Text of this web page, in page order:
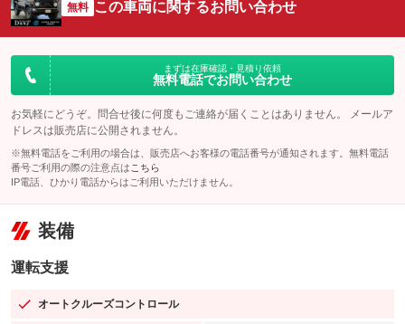
無料 この車両に関するお問い合わせ
まずは在庫確認・見積り依頼
無料電話でお問い合わせ
お気軽にどうぞ。問合せ後に何度もご連絡が届くことはありません。 メールア
ドレスは販売店に公開されません。
※無料電話をご利用の場合は、販売店へお客様の電話番号が通知されます。無料電話
番号ご利用の際の注意点は こちら
IP電話、ひかり電話からはご利用いただけません。
装備
運転支援
オートクルーズコントロール
：装備あり